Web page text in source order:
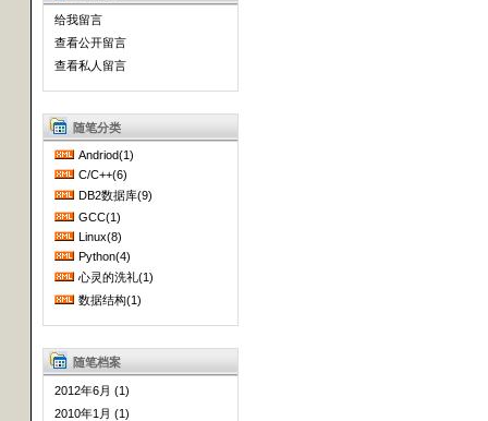
给我留言
查看公开留言
查看私人留言
随笔分类
Andriod(1)
C/C++(6)
DB2数据库(9)
GCC(1)
Linux(8)
Python(4)
心灵的洗礼(1)
数据结构(1)
随笔档案
2012年6月 (1)
2010年1月 (1)